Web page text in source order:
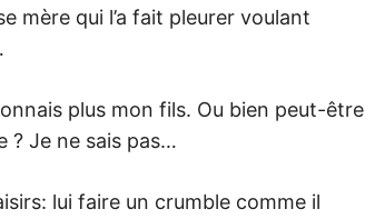
mère qui l’a fait pleurer voulant
plus mon fils. Ou bien peut-être
? Je ne sais pas…
lui faire un crumble comme il